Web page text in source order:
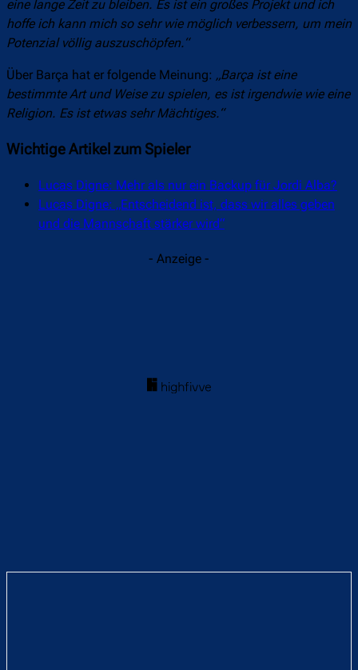
eine lange Zeit zu bleiben. Es ist ein großes Projekt und ich
hoffe ich kann mich so sehr wie möglich verbessern, um mein
Potenzial völlig auszuschöpfen.“
Über Barça hat er folgende Meinung: „Barça ist eine
bestimmte Art und Weise zu spielen, es ist irgendwie wie eine
Religion. Es ist etwas sehr Mächtiges.“
Wichtige Artikel zum Spieler
Lucas Digne: Mehr als nur ein Backup für Jordi Alba?
Lucas Digne: „Entscheidend ist, dass wir alles geben
und die Mannschaft stärker wird“
- Anzeige -